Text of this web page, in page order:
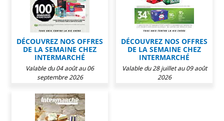
DÉCOUVREZ NOS OFFRES
DE LA SEMAINE CHEZ
INTERMARCHÉ
Valable du 04 août au 06
septembre 2026
DÉCOUVREZ NOS OFFRES
DE LA SEMAINE CHEZ
INTERMARCHÉ
Valable du 28 juillet au 09 août
2026